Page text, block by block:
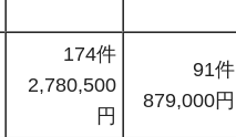
174件
2,780,500
円
91件
879,000円